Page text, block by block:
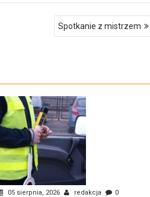
Spotkanie z mistrzem
05 sierpnia, 2026 redakcja 0